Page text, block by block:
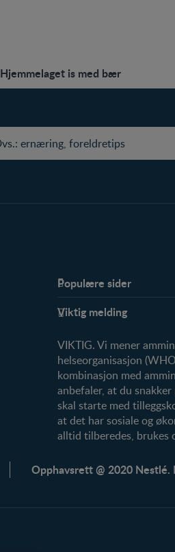
Hjemmelaget is med bær
Populære sider
FAQ
Viktig melding
VIKTIG. Vi mener
helseorganisasjon
kombinasjon med
anbefaler, at du
skal starte med
at det har sosiale og
alltid tilberedes, brukes
Opphavsrett @ 2020